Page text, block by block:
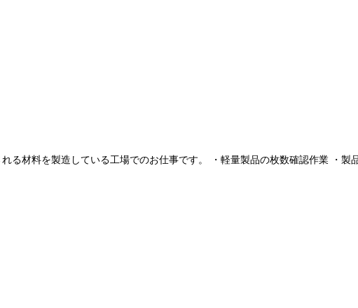
る材料を製造している工場でのお仕事です。 ・軽量製品の枚数確認作業 ・製